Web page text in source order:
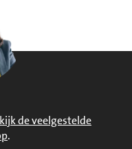
de veelgestelde
.